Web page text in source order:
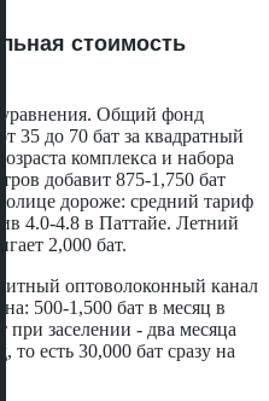
стоимость
уравнения. Общий фонд
35 до 70 бат за квадратный
комплекса и набора
добавит 875-1,750 бат
дороже: средний тариф
4.0-4.8 в Паттайе. Летний
2,000 бат.
оптоволоконный канал
500-1,500 бат в месяц в
при заселении - два месяца
то есть 30,000 бат сразу на